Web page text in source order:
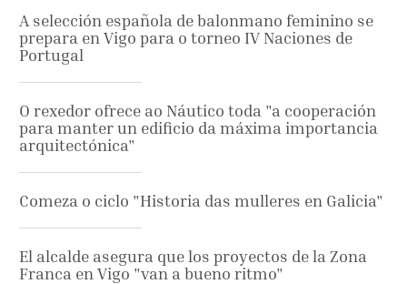
A selección española de balonmano feminino se
prepara en Vigo para o torneo IV Naciones de
Portugal
O rexedor ofrece ao Náutico toda "a cooperación
para manter un edificio da máxima importancia
arquitectónica"
Comeza o ciclo "Historia das mulleres en Galicia"
El alcalde asegura que los proyectos de la Zona
Franca en Vigo "van a bueno ritmo"